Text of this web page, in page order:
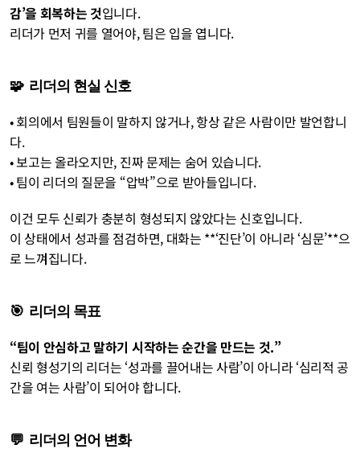
감’을 회복하는 것입니다.
리더가 먼저 귀를 열어야, 팀은 입을 엽니다.
🧩  리더의 현실 신호
• 회의에서 팀원들이 말하지 않거나, 항상 같은 사람이만 발언합니
다.
• 보고는 올라오지만, 진짜 문제는 숨어 있습니다.
• 팀이 리더의 질문을 “압박”으로 받아들입니다.
이건 모두 신뢰가 충분히 형성되지 않았다는 신호입니다.
이 상태에서 성과를 점검하면, 대화는 **‘진단’이 아니라 ‘심문’**으
로 느껴집니다.
🎯  리더의 목표
“팀이 안심하고 말하기 시작하는 순간을 만드는 것.”
신뢰 형성기의 리더는 ‘성과를 끌어내는 사람’이 아니라 ‘심리적 공
간을 여는 사람’이 되어야 합니다.
💬  리더의 언어 변화